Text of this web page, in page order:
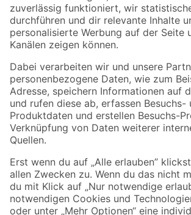
Zur Newsletter Anmeldung
Folge uns
Zahlungsarten Versandarten
Sicher einkaufen
Jetzt die toom-App herunterladen